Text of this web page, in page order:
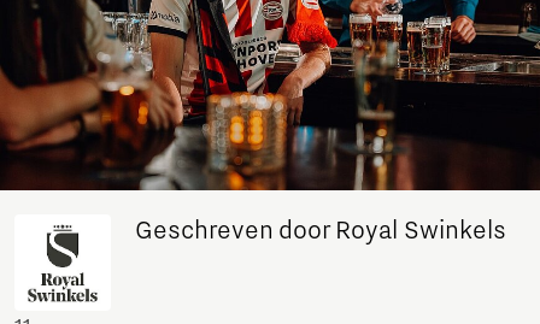
Geschreven door Royal Swinkels